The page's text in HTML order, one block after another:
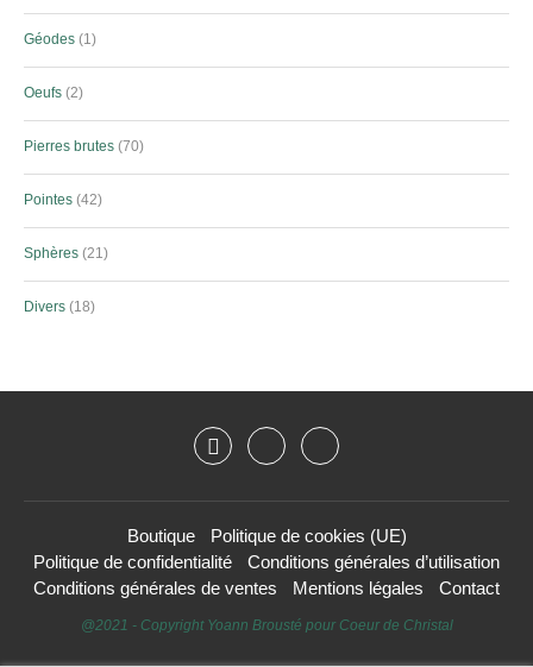
Géodes 1
Oeufs 2
Pierres brutes 70
Pointes 42
Sphères 21
Divers 18
Boutique
Politique de cookies (UE)
Politique de confidentialité
Conditions générales d’utilisation
Conditions générales de ventes
Mentions légales Contact
@2021 - Copyright Yoann Brousté pour Coeur de Christal